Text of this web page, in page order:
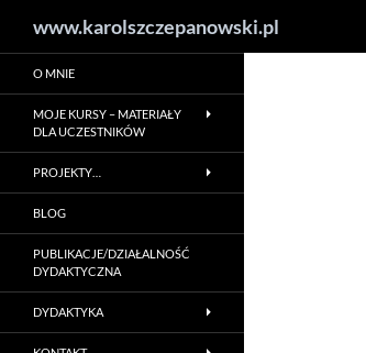
Przejdź
do
treści
www.karolszczepanowski.pl
O MNIE
MOJE KURSY – MATERIAŁY
DLA UCZESTNIKÓW
PROJEKTY…
BLOG
PUBLIKACJE/DZIAŁALNOŚĆ
DYDAKTYCZNA
DYDAKTYKA